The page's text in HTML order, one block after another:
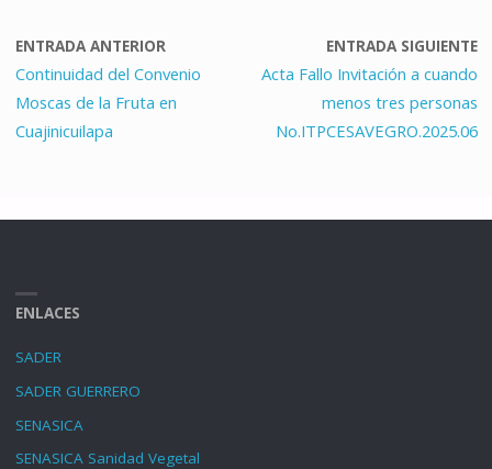
ENTRADA ANTERIOR
Continuidad del Convenio
Moscas de la Fruta en
Cuajinicuilapa
ENTRADA SIGUIENTE
Acta Fallo Invitación a cuando
menos tres personas
No.ITPCESAVEGRO.2025.06
ENLACES
SADER
SADER GUERRERO
SENASICA
SENASICA Sanidad Vegetal